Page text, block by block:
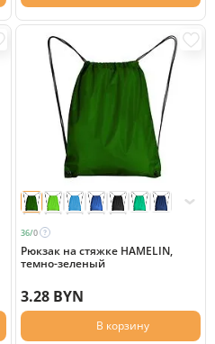
36/0
Рюкзак на стяжке HAMELIN,
темно-зеленый
3.28 BYN
В корзину